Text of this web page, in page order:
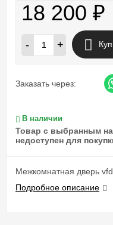
18 200 ₽
- +
Заказать через:
В наличии
Товар с выбранным
недоступен для
Межкомнатная дверь
Подробное описание